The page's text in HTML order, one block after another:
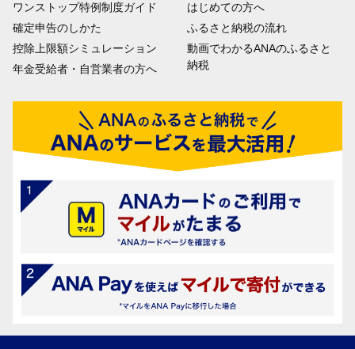
ワンストップ特例制度ガイド
確定申告のしかた
控除上限額シミュレーション
年金受給者・自営業者の方へ
はじめての方へ
ふるさと納税の流れ
動画でわかるANAのふるさと
納税